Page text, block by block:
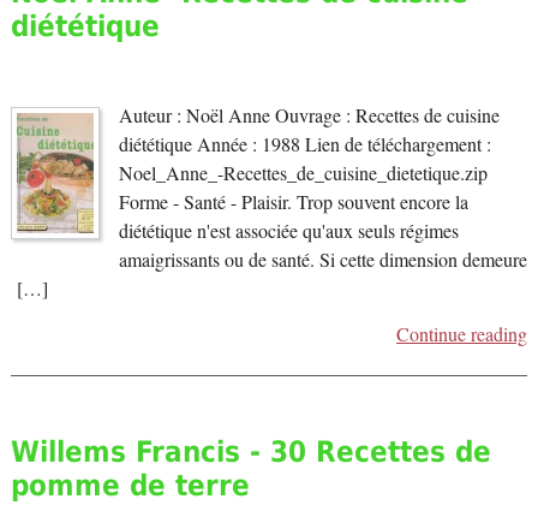
diététique
Auteur : Noël Anne Ouvrage : Recettes de cuisine
diététique Année : 1988 Lien de téléchargement :
Noel_Anne_-Recettes_de_cuisine_dietetique.zip
Forme - Santé - Plaisir. Trop souvent encore la
diététique n'est associée qu'aux seuls régimes
amaigrissants ou de santé. Si cette dimension demeure
[…]
Continue reading
Willems Francis - 30 Recettes de
pomme de terre